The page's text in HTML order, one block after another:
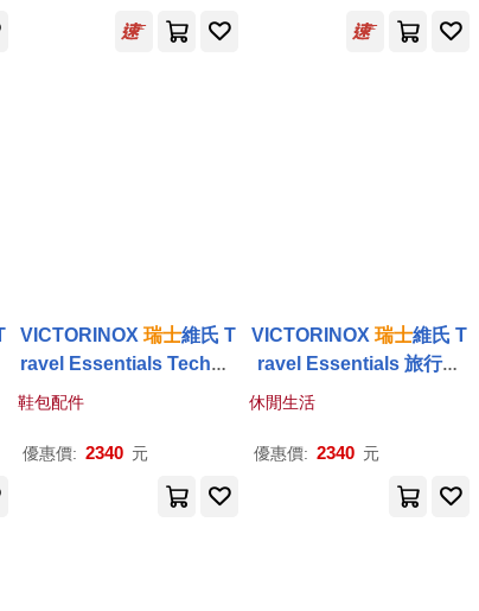
VICTORINOX瑞士維氏 T
ravel Essentials TechPo
uch 3C數位配件收納包 6
鞋包配件
優惠價: 2340 元
VICTORINOX瑞士維氏 T
ravel Essentials 旅行壓
縮收納袋 653359
休閒生活
優惠價: 2340 元